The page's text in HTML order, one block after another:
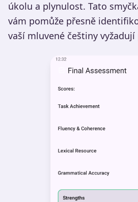
úkolu a plynulost. Tato
vám pomůže přesně
vaší mluvené češtiny